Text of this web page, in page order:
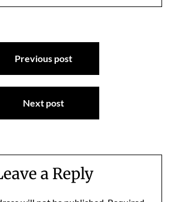
Previous post
Next post
a Reply